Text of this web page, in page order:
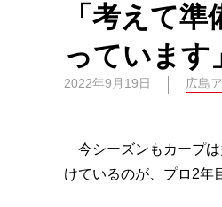
「考えて
っています
2022年9月19日 広島
今シーズンもカープは
けているのが、プロ2年